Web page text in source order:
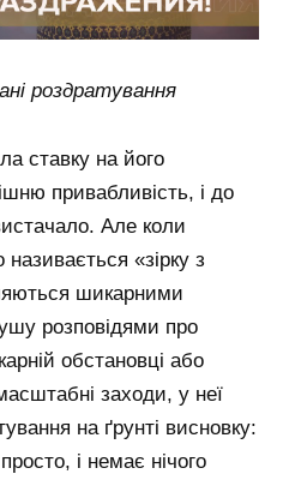
роздратування
ставку на його
привабливість, і до
Але коли
називається «зірку з
шикарними
розповідями про
обстановці або
заходи, у неї
на ґрунті висновку:
і немає нічого